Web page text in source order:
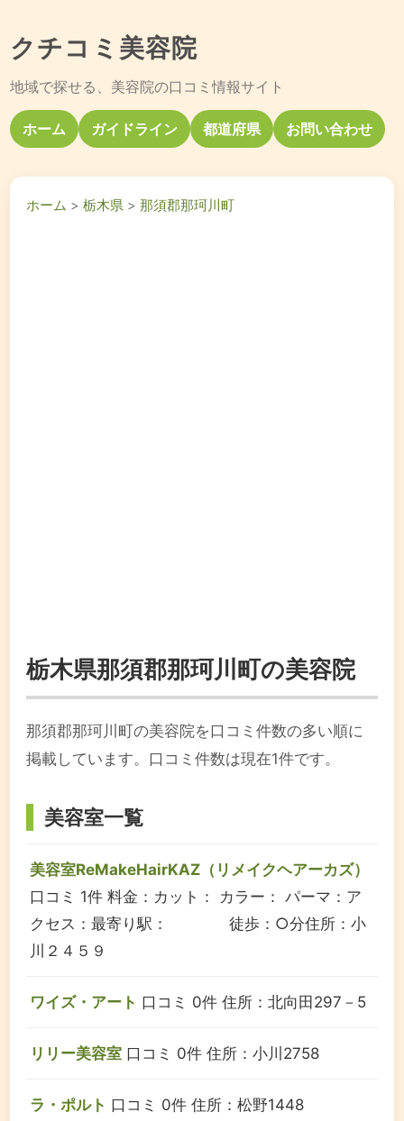
クチコミ美容院
地域で探せる、美容院の口コミ情報サイト
ホーム ガイドライン 都道府県 お問い合わせ
ホーム >栃木県 >那須郡那珂川町
栃木県那須郡那珂川町の美容院
那須郡那珂川町の美容院を口コミ件数の多い順に
掲載しています。口コミ件数は現在1件です。
美容室一覧
美容室ReMakeHairKAZ（リメイクヘアーカズ）
口コミ 1件 料金：カット： カラー： パーマ： ア
クセス：最寄り駅： 徒歩：○分住所：小
川２４５９
ワイズ・アート 口コミ 0件 住所：北向田297－5
リリー美容室 口コミ 0件 住所：小川2758
ラ・ポルト 口コミ 0件 住所：松野1448